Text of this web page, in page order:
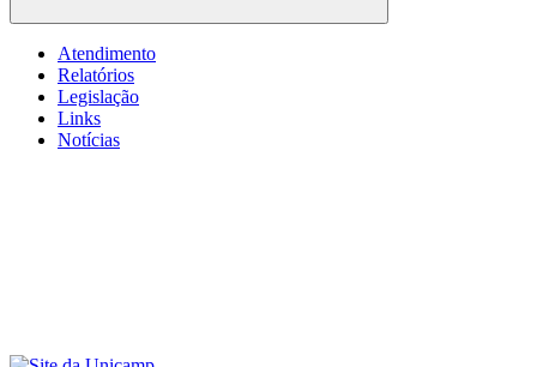
Buscar
Atendimento
Relatórios
Legislação
Links
Notícias